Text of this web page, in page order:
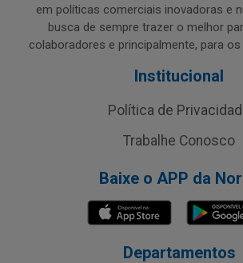
em políticas comerciais inovadoras e
busca de sempre trazer o melhor
colaboradores e principalmente, para
Institucional
Política de
Trabalhe Conosco
Baixe o APP da
Departamentos